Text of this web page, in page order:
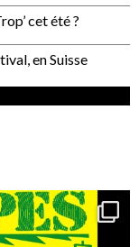
cet été ?
en Suisse